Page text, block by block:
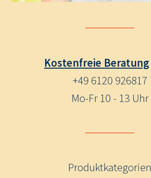
Kostenfreie Beratung
+49 6120 926817
Mo-Fr 10 - 13 Uhr
Produktkategorien